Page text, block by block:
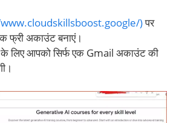
)पर
फ्री अकाउंट बनाएं।
लिए आपको सिर्फ एक Gmail अकाउंट की